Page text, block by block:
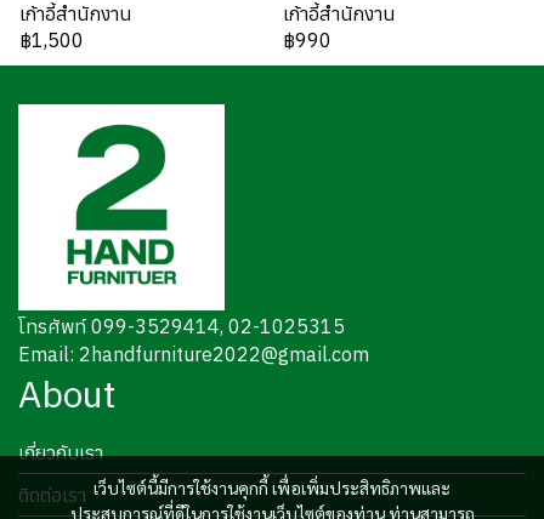
เก้าอี้สำนักงาน
฿1,500
เก้าอี้สำนักงาน
฿990
เว็บไซต์นี้มีการใช้งานคุกกี้ เพื่อเพิ่มประสิทธิภาพและ
ประสบการณ์ที่ดีในการใช้งานเว็บไซต์ของท่าน ท่านสามารถ
โทรศัพท์ 099-3529414, 02-1025315
Email: 2handfurniture2022@gmail.com
About
เกี่ยวกับเรา
ติดต่อเรา